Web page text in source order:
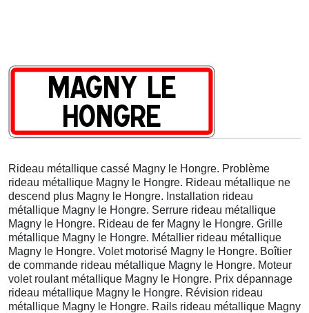
Rideau métallique cassé Magny le Hongre. Problème
rideau métallique Magny le Hongre. Rideau métallique ne
descend plus Magny le Hongre. Installation rideau
métallique Magny le Hongre. Serrure rideau métallique
Magny le Hongre. Rideau de fer Magny le Hongre. Grille
métallique Magny le Hongre. Métallier rideau métallique
Magny le Hongre. Volet motorisé Magny le Hongre. Boîtier
de commande rideau métallique Magny le Hongre. Moteur
volet roulant métallique Magny le Hongre. Prix dépannage
rideau métallique Magny le Hongre. Révision rideau
métallique Magny le Hongre. Rails rideau métallique Magny